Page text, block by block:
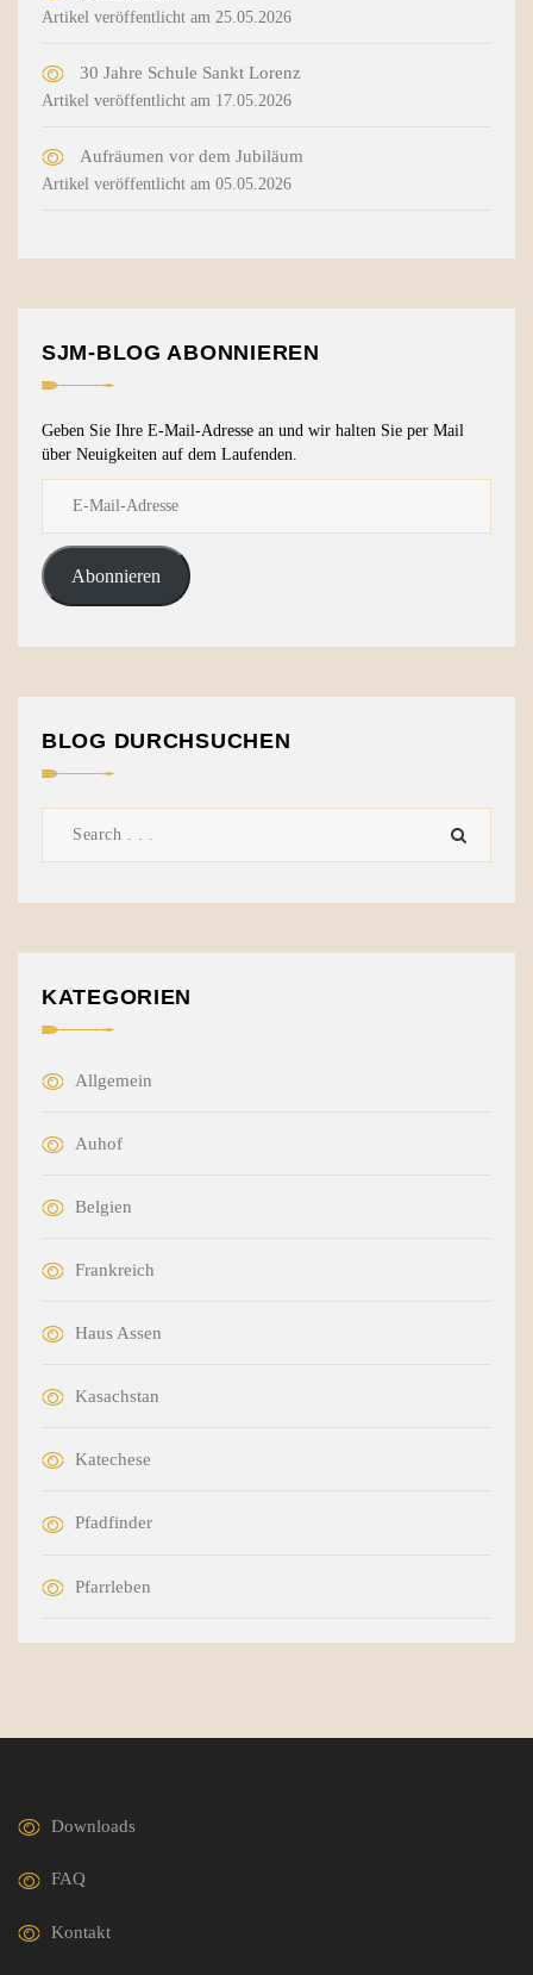
Artikel veröffentlicht am 25.05.2026
30 Jahre Schule Sankt Lorenz
Artikel veröffentlicht am 17.05.2026
Aufräumen vor dem Jubiläum
Artikel veröffentlicht am 05.05.2026
SJM-BLOG ABONNIEREN
Geben Sie Ihre E-Mail-Adresse an und wir halten Sie per Mail
über Neuigkeiten auf dem Laufenden.
Abonnieren
BLOG DURCHSUCHEN
KATEGORIEN
Allgemein
Auhof
Belgien
Frankreich
Haus Assen
Kasachstan
Katechese
Pfadfinder
Pfarrleben
Downloads
FAQ
Kontakt